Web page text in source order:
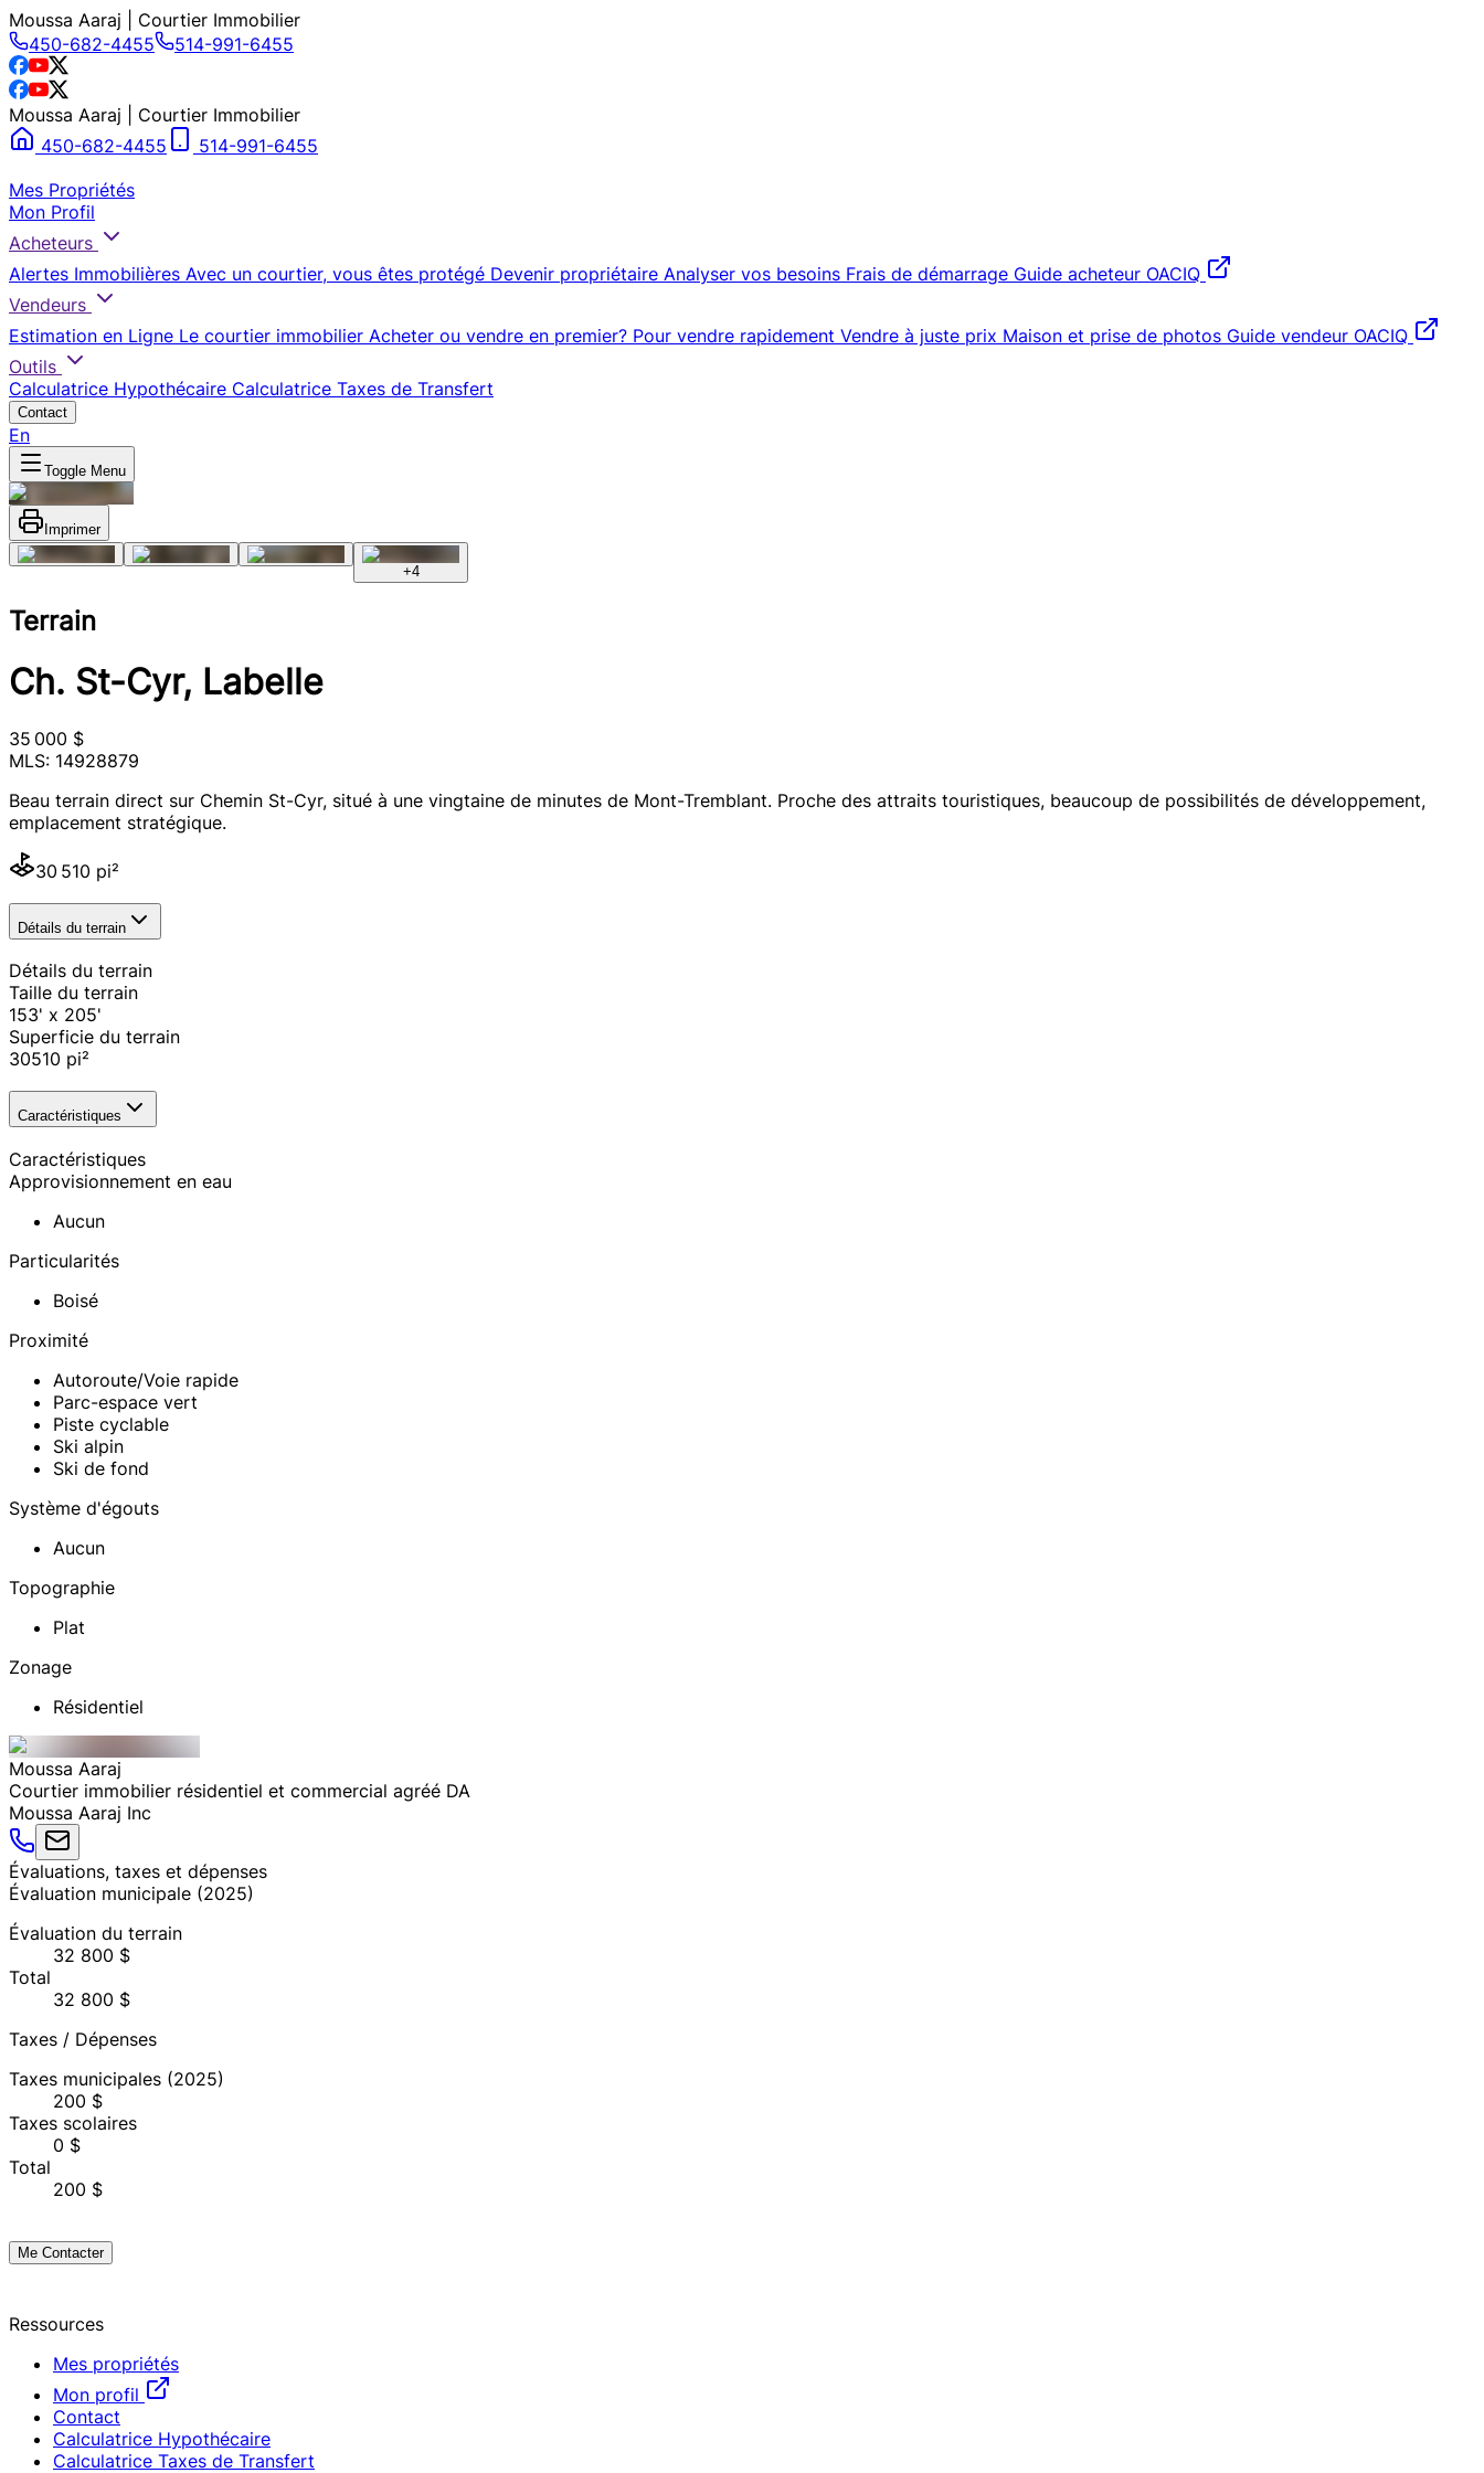
Moussa Aaraj | Courtier Immobilier
450-682-4455
514-991-6455
Moussa Aaraj | Courtier Immobilier
450-682-4455
514-991-6455
Mes Propriétés
Mon Profil
Acheteurs
Alertes Immobilières Avec un courtier, vous êtes protégé Devenir propriétaire Analyser vos besoins Frais de démarrage Guide acheteur OACIQ
Vendeurs
Estimation en Ligne Le courtier immobilier Acheter ou vendre en premier? Pour vendre rapidement Vendre à juste prix Maison et prise de photos Guide vendeur OACIQ
Outils
Calculatrice Hypothécaire Calculatrice Taxes de Transfert
Contact
En
Toggle Menu
Imprimer
+4
Terrain
Ch. St-Cyr, Labelle
35 000 $
MLS: 14928879
Beau terrain direct sur Chemin St-Cyr, situé à une vingtaine de minutes de Mont-Tremblant. Proche des attraits touristiques, beaucoup de possibilités de développement,
emplacement stratégique.
30 510 pi²
Détails du terrain
Détails du terrain
Taille du terrain
153' x 205'
Superficie du terrain
30510 pi²
Caractéristiques
Caractéristiques
Approvisionnement en eau
Aucun
Particularités
Boisé
Proximité
Autoroute/Voie rapide
Parc-espace vert
Piste cyclable
Ski alpin
Ski de fond
Système d'égouts
Aucun
Topographie
Plat
Zonage
Résidentiel
Moussa Aaraj
Courtier immobilier résidentiel et commercial agréé DA
Moussa Aaraj Inc
Évaluations, taxes et dépenses
Évaluation municipale (2025)
Évaluation du terrain
32 800 $
Total
32 800 $
Taxes / Dépenses
Taxes municipales (2025)
200 $
Taxes scolaires
0 $
Total
200 $
Me Contacter
Ressources
Mes propriétés
Mon profil
Contact
Calculatrice Hypothécaire
Calculatrice Taxes de Transfert